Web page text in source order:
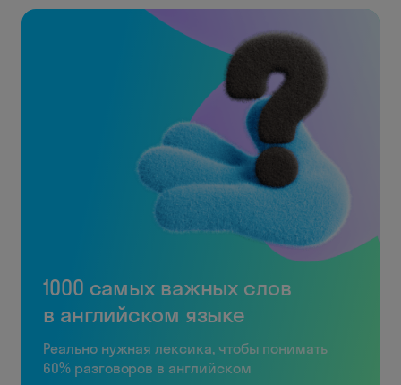
1000 самых важных слов
в английском языке
Реально нужная лексика, чтобы понимать
60% разговоров в английском